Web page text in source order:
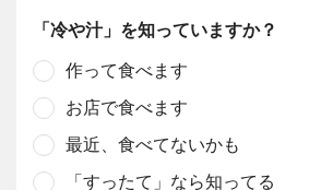
「冷や汁」を知っていますか？
作って食べます
お店で食べます
最近、食べてないかも
「すったて」なら知ってる